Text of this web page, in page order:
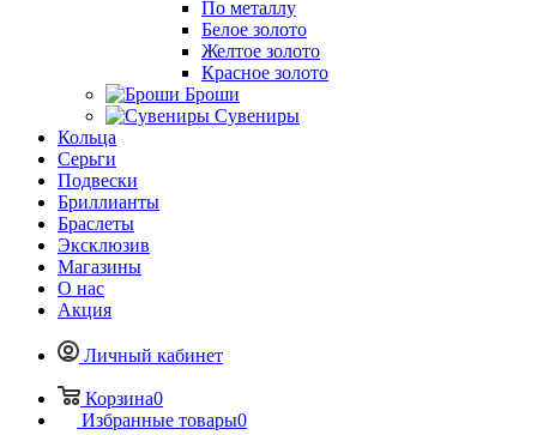
По металлу
Белое золото
Желтое золото
Красное золото
Броши
Сувениры
Кольца
Серьги
Подвески
Бриллианты
Браслеты
Эксклюзив
Магазины
О нас
Акция
Личный кабинет
Корзина0
Избранные товары0